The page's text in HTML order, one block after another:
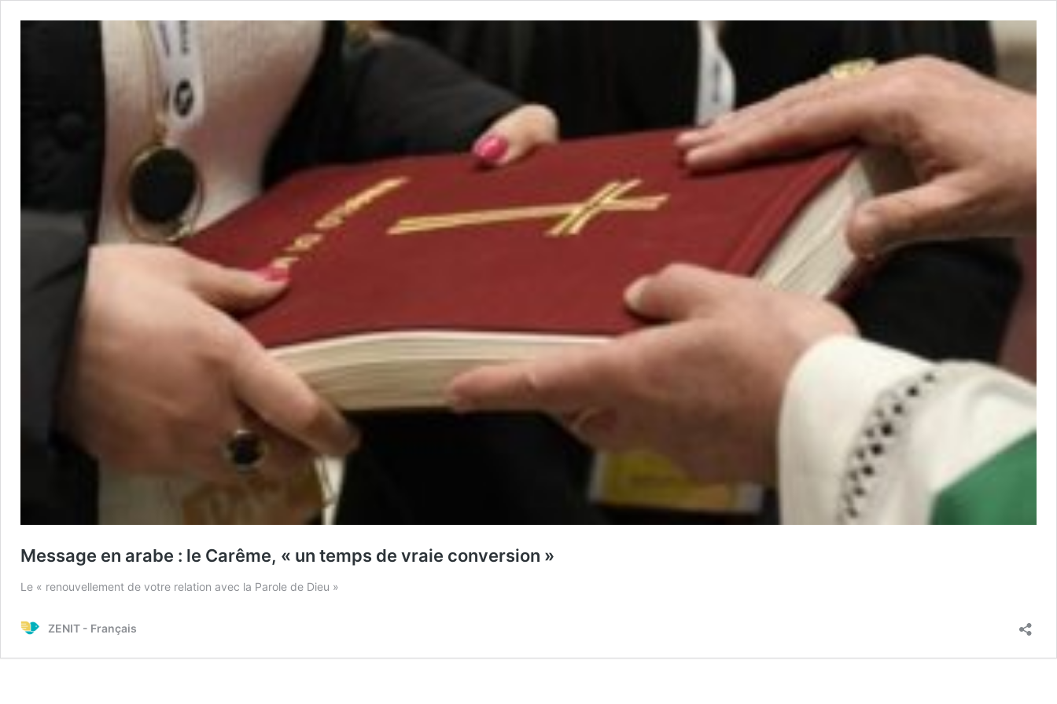
Message en arabe : le Carême, « un temps de vraie conversion »
Le « renouvellement de votre relation avec la Parole de Dieu »
ZENIT - Français